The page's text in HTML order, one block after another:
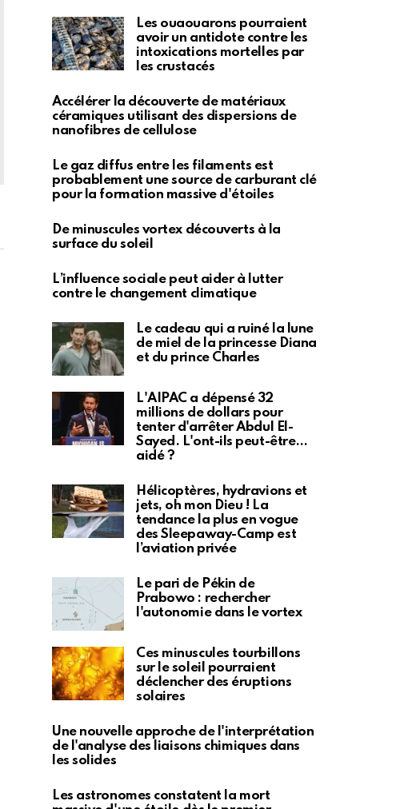
Les ouaouarons pourraient
avoir un antidote contre les
intoxications mortelles par
les crustacés
Accélérer la découverte de matériaux
céramiques utilisant des dispersions de
nanofibres de cellulose
Le gaz diffus entre les filaments est
probablement une source de carburant clé
pour la formation massive d'étoiles
De minuscules vortex découverts à la
surface du soleil
L’influence sociale peut aider à lutter
contre le changement climatique
Le cadeau qui a ruiné la lune
de miel de la princesse Diana
et du prince Charles
L'AIPAC a dépensé 32
millions de dollars pour
tenter d'arrêter Abdul El-
Sayed. L'ont-ils peut-être…
aidé ?
Hélicoptères, hydravions et
jets, oh mon Dieu ! La
tendance la plus en vogue
des Sleepaway-Camp est
l’aviation privée
Le pari de Pékin de
Prabowo : rechercher
l'autonomie dans le vortex
Ces minuscules tourbillons
sur le soleil pourraient
déclencher des éruptions
solaires
Une nouvelle approche de l'interprétation
de l'analyse des liaisons chimiques dans
les solides
Les astronomes constatent la mort